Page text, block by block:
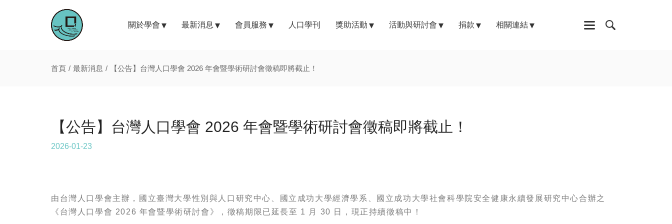
關於學會 最新消息 會員服務 人口學刊 獎助活動 活動與研討會 捐款 相關連結
首頁 最新消息 【公告】台灣人口學會 2026 年會暨學術研討會徵稿即將截止！
【公告】台灣人口學會 2026 年會暨學術研討會徵稿即將截止！
2026-01-23
由台灣人口學會主辦，國立臺灣大學性別與人口研究中心、國立成功大學經濟學系、國立成功大學社會科學院安全健康永續發展研究中心合辦之
《台灣人口學會 2026 年會暨學術研討會》，徵稿期限已延長至 1 月 30 日，現正持續徵稿中！